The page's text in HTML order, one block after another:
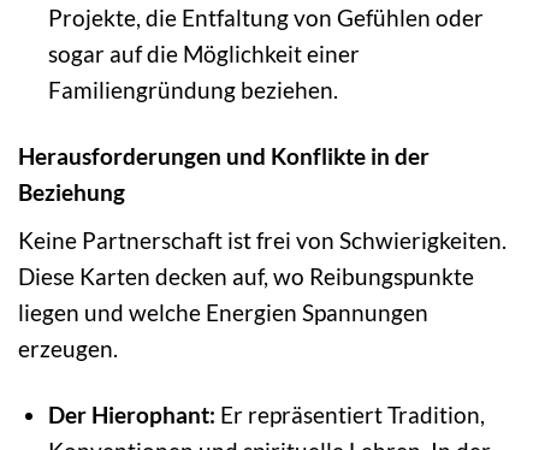
Projekte, die Entfaltung von Gefühlen oder
sogar auf die Möglichkeit einer
Familiengründung beziehen.
Herausforderungen und Konflikte in der
Beziehung
Keine Partnerschaft ist frei von Schwierigkeiten.
Diese Karten decken auf, wo Reibungspunkte
liegen und welche Energien Spannungen
erzeugen.
Der Hierophant: Er repräsentiert Tradition,